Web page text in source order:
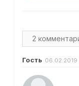
Гость 06.02.2019